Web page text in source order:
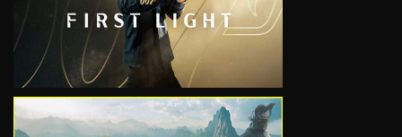
VIEW